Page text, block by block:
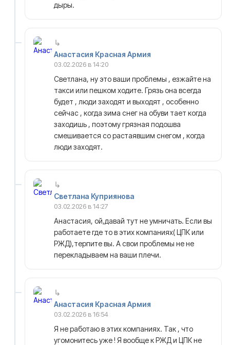
дыры.
Анастасия Красная Армия
03.02.2026 в 14:20
Светлана, ну это ваши проблемы , езжайте на
такси или пешком ходите. Грязь она всегда
будет , люди заходят и выходят , особенно
сейчас , когда зима снег на обуви тает когда
заходишь , поэтому грязная подошва
смешивается со растаявшим снегом , когда
люди заходят.
Светлана Куприянова
03.02.2026 в 14:27
Анастасия, ой,давай тут не умничать. Если вы
работаете где то в этих компаниях( ЦПК или
РЖД),терпите вы. А свои проблемы не не
перекладываем на ваши плечи.
Анастасия Красная Армия
03.02.2026 в 16:54
Я не работаю в этих компаниях. Так , что
угомонитесь уже ! Я вообще к РЖД и ЦПК не